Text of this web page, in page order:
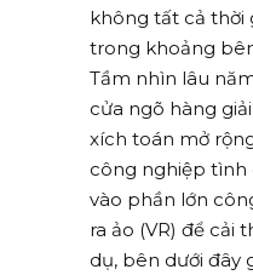
không tất cả thời
trong khoảng
Tầm nhìn lâu
cửa ngõ hàng
xích toán mở
công nghiệp tình
vào phần lớn
ra ảo (VR) để cải
dụ, bên dưới đây